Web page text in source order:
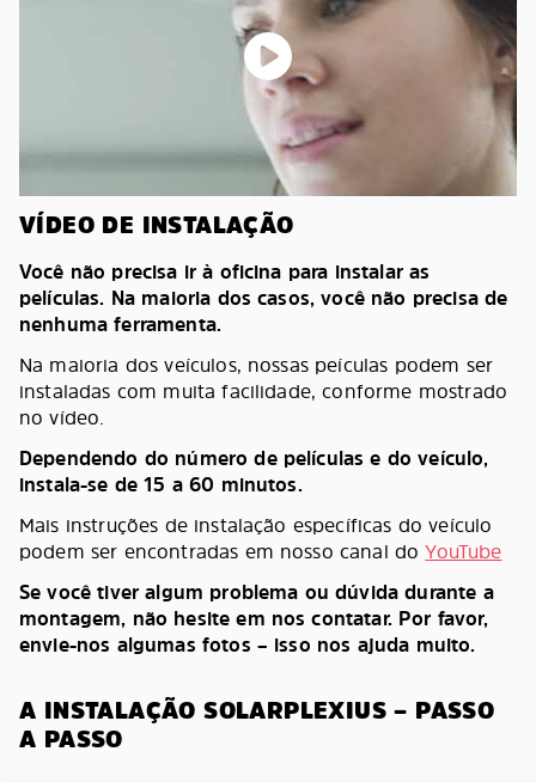
VÍDEO DE INSTALAÇÃO
Você não precisa ir à oficina para instalar as
películas. Na maioria dos casos, você não precisa de
nenhuma ferramenta.
Na maioria dos veículos, nossas peículas podem ser
instaladas com muita facilidade, conforme mostrado
no vídeo.
Dependendo do número de películas e do veículo,
instala-se de 15 a 60 minutos.
Mais instruções de instalação específicas do veículo
podem ser encontradas em nosso canal doYouTube
Se você tiver algum problema ou dúvida durante a
montagem, não hesite em nos contatar. Por favor,
envie-nos algumas fotos – isso nos ajuda muito.
A INSTALAÇÃO SOLARPLEXIUS – PASSO
A PASSO